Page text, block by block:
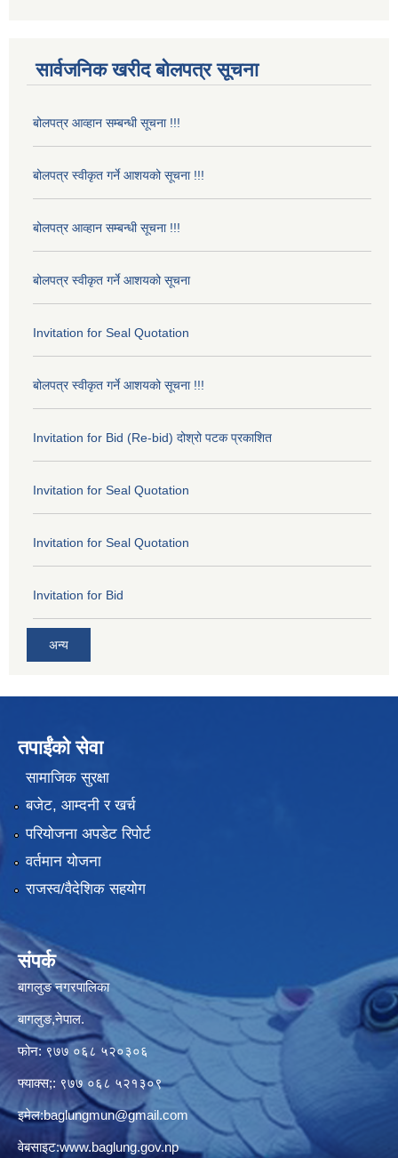
सार्वजनिक खरीद बोलपत्र सूचना
बोलपत्र आव्हान सम्बन्धी सूचना !!!
बोलपत्र स्वीकृत गर्ने आशयको सूचना !!!
बोलपत्र आव्हान सम्बन्धी सूचना !!!
बोलपत्र स्वीकृत गर्ने आशयको सूचना
Invitation for Seal Quotation
बोलपत्र स्वीकृत गर्ने आशयको सूचना !!!
Invitation for Bid (Re-bid) दोश्रो पटक प्रकाशित
Invitation for Seal Quotation
Invitation for Seal Quotation
Invitation for Bid
अन्य
तपाईंको सेवा
सामाजिक सुरक्षा
बजेट, आम्दनी र खर्च
परियोजना अपडेट रिपोर्ट
वर्तमान योजना
राजस्व/वैदेशिक सहयोग
संपर्क
बागलुङ नगरपालिका
बागलुङ,नेपाल.
फोन: ९७७ ०६८ ५२०३०६
फ्याक्स;: ९७७ ०६८ ५२१३०९
इमेल:baglungmun@gmail.com
वेबसाइट:www.baglung.gov.np